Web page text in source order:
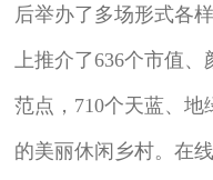
后举办了多场形式各
上推介了636个市值
范点，710个天蓝、
的美丽休闲乡村。在